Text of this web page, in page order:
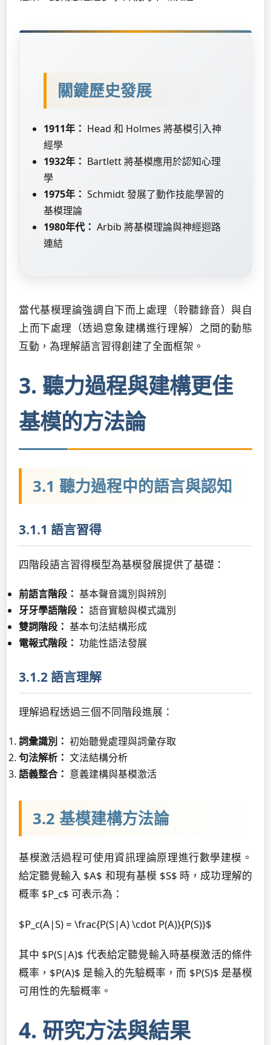
關鍵歷史發展
1911年： Head 和 Holmes 將基模引入神
經學
1932年： Bartlett 將基模應用於認知心理
學
1975年： Schmidt 發展了動作技能學習的
基模理論
1980年代： Arbib 將基模理論與神經迴路
連結
當代基模理論強調自下而上處理（聆聽錄音）與自
上而下處理（透過意象建構進行理解）之間的動態
互動，為理解語言習得創建了全面框架。
3. 聽力過程與建構更佳
基模的方法論
3.1 聽力過程中的語言與認知
3.1.1 語言習得
四階段語言習得模型為基模發展提供了基礎：
前語言階段： 基本聲音識別與辨別
牙牙學語階段： 語音實驗與模式識別
雙詞階段： 基本句法結構形成
電報式階段： 功能性語法發展
3.1.2 語言理解
理解過程透過三個不同階段進展：
詞彙識別： 初始聽覺處理與詞彙存取
句法解析： 文法結構分析
語義整合： 意義建構與基模激活
3.2 基模建構方法論
基模激活過程可使用資訊理論原理進行數學建模。
給定聽覺輸入 $A$ 和現有基模 $S$ 時，成功理解的
概率 $P_c$ 可表示為：
$P_c(A|S) = \frac{P(S|A) \cdot P(A)}{P(S)}$
其中 $P(S|A)$ 代表給定聽覺輸入時基模激活的條件
概率，$P(A)$ 是輸入的先驗概率，而 $P(S)$ 是基模
可用性的先驗概率。
4. 研究方法與結果